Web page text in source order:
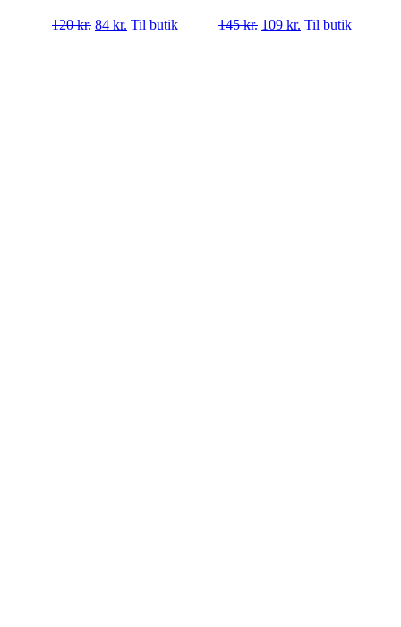
120kr. 84 kr. Til butik 145kr. 109 kr. Til butik